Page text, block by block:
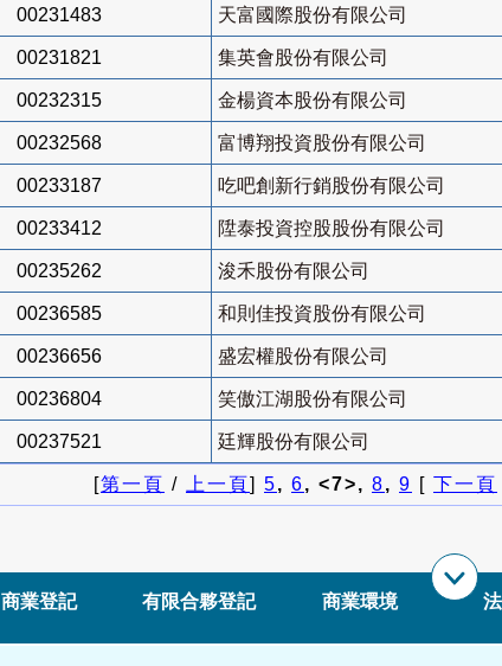
00231483 天富國際股份有限公司
00231821 集英會股份有限公司
00232315 金楊資本股份有限公司
00232568 富博翔投資股份有限公司
00233187 吃吧創新行銷股份有限公司
00233412 陞泰投資控股股份有限公司
00235262 浚禾股份有限公司
00236585 和則佳投資股份有限公司
00236656 盛宏權股份有限公司
00236804 笑傲江湖股份有限公司
00237521 廷輝股份有限公司
[第一頁 / 上一頁] 5, 6, <7>, 8, 9 [ 下一頁
商業登記 有限合夥登記 商業環境